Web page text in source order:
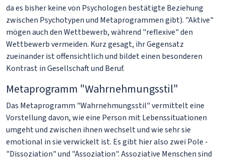
da es bisher keine von Psychologen bestätigte Beziehung
zwischen Psychotypen und Metaprogrammen gibt). "Aktive"
mögen auch den Wettbewerb, während "reflexive" den
Wettbewerb vermeiden. Kurz gesagt, ihr Gegensatz
zueinander ist offensichtlich und bildet einen besonderen
Kontrast in Gesellschaft und Beruf.
Metaprogramm "Wahrnehmungsstil"
Das Metaprogramm "Wahrnehmungsstil" vermittelt eine
Vorstellung davon, wie eine Person mit Lebenssituationen
umgeht und zwischen ihnen wechselt und wie sehr sie
emotional in sie verwickelt ist. Es gibt hier also zwei Pole -
"Dissoziation" und "Assoziation". Assoziative Menschen sind